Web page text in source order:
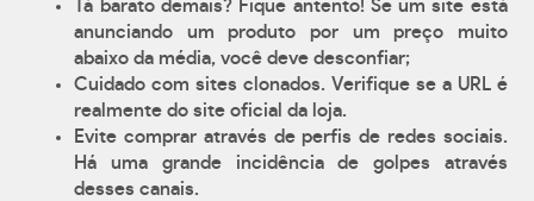
Tá barato demais? Fique antento! Se um site está
anunciando um produto por um preço muito
abaixo da média, você deve desconfiar;
Cuidado com sites clonados. Verifique se a URL é
realmente do site oficial da loja.
Evite comprar através de perfis de redes sociais.
Há uma grande incidência de golpes através
desses canais.